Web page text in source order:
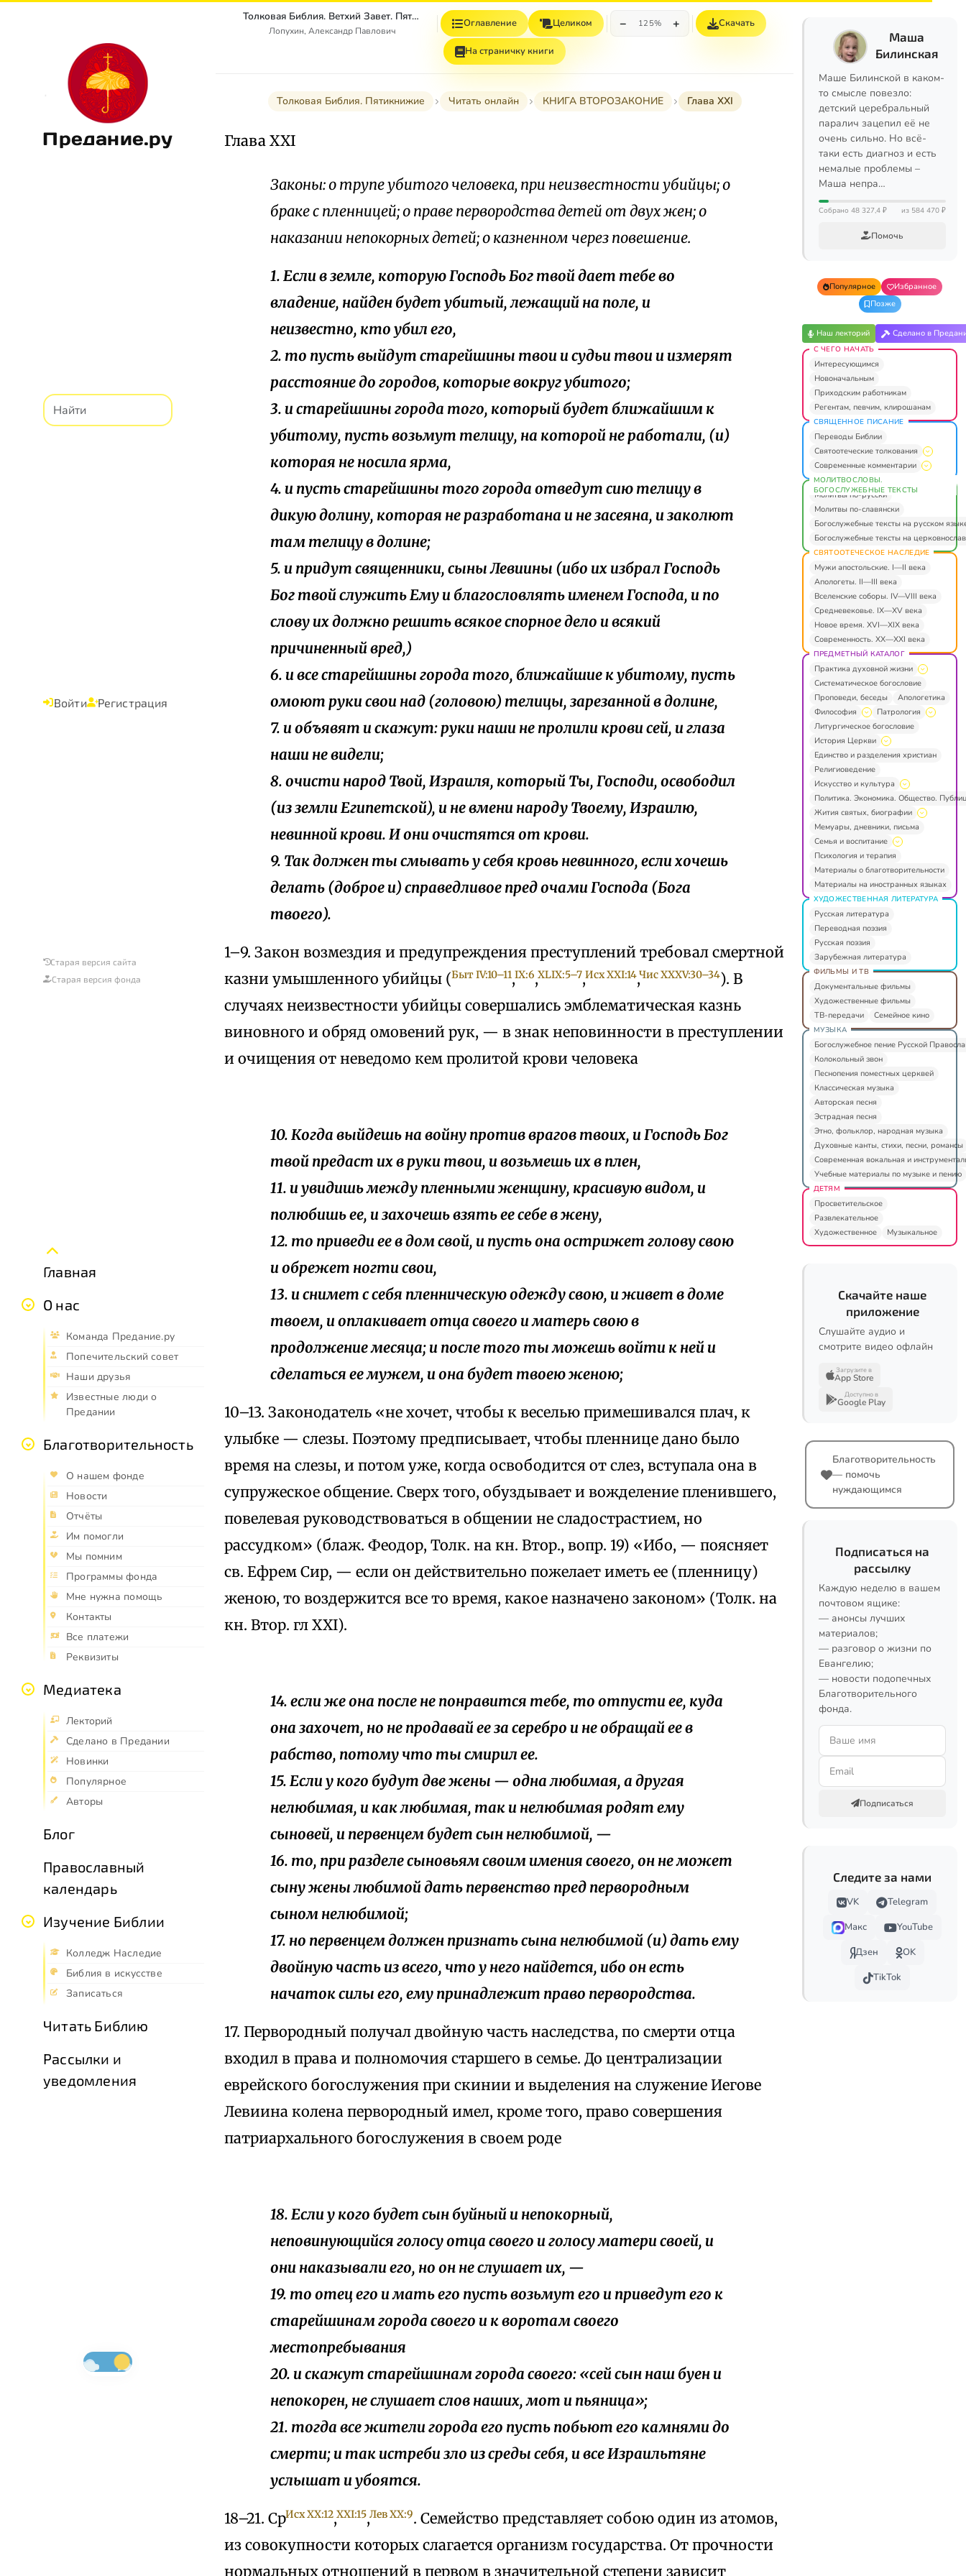
Предание.ру
Войти Регистрация
Старая версия сайта
Старая версия фонда
Главная
О нас
Команда Предание.ру
Попечительский совет
Наши друзья
Известные люди о
Предании
Благотворительность
О нашем фонде
Новости
Отчёты
Им помогли
Мы помним
Программы фонда
Мне нужна помощь
Контакты
Все платежи
Реквизиты
Медиатека
Лекторий
Сделано в Предании
Новинки
Популярное
Авторы
Блог
Православный
календарь
Изучение Библии
Колледж Наследие
Библия в искусстве
Записаться
Читать Библию
Рассылки и
уведомления
Толковая Библия. Ветхий Завет. Пятикнижие.
Лопухин, Александр Павлович
Оглавление Целиком − 125% + Скачать
На страничку книги
Толковая Библия. Пятикнижие Читать онлайн КНИГА ВТОРОЗАКОНИЕ Глава XXI
Глава XXI
Законы: о трупе убитого человека, при неизвестности убийцы; о
браке с пленницей; о праве первородства детей от двух жен; о
наказании непокорных детей; о казненном через повешение.
1. Если в земле, которую Господь Бог твой дает тебе во
владение, найден будет убитый, лежащий на поле, и
неизвестно, кто убил его,
2. то пусть выйдут старейшины твои и судьи твои и измерят
расстояние до городов, которые вокруг убитого;
3. и старейшины города того, который будет ближайшим к
убитому, пусть возьмут телицу, на которой не работали, (и)
которая не носила ярма,
4. и пусть старейшины того города отведут сию телицу в
дикую долину, которая не разработана и не засеяна, и заколют
там телицу в долине;
5. и придут священники, сыны Левиины (ибо их избрал Господь
Бог твой служить Ему и благословлять именем Господа, и по
слову их должно решить всякое спорное дело и всякий
причиненный вред,)
6. и все старейшины города того, ближайшие к убитому, пусть
омоют руки свои над (головою) телицы, зарезанной в долине,
7. и объявят и скажут: руки наши не пролили крови сей, и глаза
наши не видели;
8. очисти народ Твой, Израиля, который Ты, Господи, освободил
(из земли Египетской), и не вмени народу Твоему, Израилю,
невинной крови. И они очистятся от крови.
9. Так должен ты смывать у себя кровь невинного, если хочешь
делать (доброе и) справедливое пред очами Господа (Бога
твоего).
1–9. Закон возмездия и предупреждения преступлений требовал смертной
казни умышленного убийцы (Быт IV:10–11,IX:6,XLIX:5–7,Исх XXI:14,Чис XXXV:30–34). В
случаях неизвестности убийцы совершались эмблематическая казнь
виновного и обряд омовений рук, — в знак неповинности в преступлении
и очищения от неведомо кем пролитой крови человека
10. Когда выйдешь на войну против врагов твоих, и Господь Бог
твой предаст их в руки твои, и возьмешь их в плен,
11. и увидишь между пленными женщину, красивую видом, и
полюбишь ее, и захочешь взять ее себе в жену,
12. то приведи ее в дом свой, и пусть она острижет голову свою
и обрежет ногти свои,
13. и снимет с себя пленническую одежду свою, и живет в доме
твоем, и оплакивает отца своего и матерь свою в
продолжение месяца; и после того ты можешь войти к ней и
сделаться ее мужем, и она будет твоею женою;
10–13. Законодатель «не хочет, чтобы к веселью примешивался плач, к
улыбке — слезы. Поэтому предписывает, чтобы пленнице дано было
время на слезы, и потом уже, когда освободится от слез, вступала она в
супружеское общение. Сверх того, обуздывает и вожделение пленившего,
повелевая руководствоваться в общении не сладострастием, но
рассудком» (блаж. Феодор, Толк. на кн. Втор., вопр. 19) «Ибо, — поясняет
св. Ефрем Сир, — если он действительно пожелает иметь ее (пленницу)
женою, то воздержится все то время, какое назначено законом» (Толк. на
кн. Втор. гл XXI).
14. если же она после не понравится тебе, то отпусти ее, куда
она захочет, но не продавай ее за серебро и не обращай ее в
рабство, потому что ты смирил ее.
15. Если у кого будут две жены — одна любимая, а другая
нелюбимая, и как любимая, так и нелюбимая родят ему
сыновей, и первенцем будет сын нелюбимой, —
16. то, при разделе сыновьям своим имения своего, он не может
сыну жены любимой дать первенство пред первородным
сыном нелюбимой;
17. но первенцем должен признать сына нелюбимой (и) дать ему
двойную часть из всего, что у него найдется, ибо он есть
начаток силы его, ему принадлежит право первородства.
17. Первородный получал двойную часть наследства, по смерти отца
входил в права и полномочия старшего в семье. До централизации
еврейского богослужения при скинии и выделения на служение Иегове
Левиина колена первородный имел, кроме того, право совершения
патриархального богослужения в своем роде
18. Если у кого будет сын буйный и непокорный,
неповинующийся голосу отца своего и голосу матери своей, и
они наказывали его, но он не слушает их, —
19. то отец его и мать его пусть возьмут его и приведут его к
старейшинам города своего и к воротам своего
местопребывания
20. и скажут старейшинам города своего: «сей сын наш буен и
непокорен, не слушает слов наших, мот и пьяница»;
21. тогда все жители города его пусть побьют его камнями до
смерти; и так истреби зло из среды себя, и все Израильтяне
услышат и убоятся.
18–21. СрИсх ХX:12,XXI:15,Лев XX:9. Семейство представляет собою один из атомов,
из совокупности которых слагается организм государства. От прочности
нормальных отношений в первом в значительной степени зависит
Маша
Билинская
Маше Билинской в каком-
то смысле повезло:
детский церебральный
паралич зацепил её не
очень сильно. Но всё-
таки есть диагноз и есть
немалые проблемы –
Маша непра…
Собрано 48 327,4 ₽ из 584 470 ₽
Помочь
Популярное
Избранное
Позже
Наш лекторий Сделано в
С ЧЕГО НАЧАТЬ
Интересующимся
Новоначальным
Приходским работникам
Регентам, певчим, клирошанам
СВЯЩЕННОЕ ПИСАНИЕ
Переводы Библии
Святоотеческие толкования
Современные комментарии
МОЛИТВОСЛОВЫ.
БОГОСЛУЖЕБНЫЕ ТЕКСТЫ
Молитвы по-русски
Молитвы по-славянски
Богослужебные тексты на русском
Богослужебные тексты на
СВЯТООТЕЧЕСКОЕ НАСЛЕДИЕ
Мужи апостольские. I—II века
Апологеты. II—III века
Вселенские соборы. IV—VIII века
Средневековье. IX—XV века
Новое время. XVI—XIX века
Современность. XX—XXI века
ПРЕДМЕТНЫЙ КАТАЛОГ
Практика духовной жизни
Систематическое богословие
Проповеди, беседы
Апологетика
Философия
Патрология
Литургическое богословие
История Церкви
Единство и разделения христиан
Религиоведение
Искусство и культура
Политика. Экономика. Общество.
Жития святых, биографии
Мемуары, дневники, письма
Семья и воспитание
Психология и терапия
Материалы о благотворительности
Материалы на иностранных языках
ХУДОЖЕСТВЕННАЯ ЛИТЕРАТУРА
Русская литература
Переводная поэзия
Русская поэзия
Зарубежная литература
ФИЛЬМЫ И ТВ
Документальные фильмы
Художественные фильмы
ТВ-передачи
Семейное кино
МУЗЫКА
Богослужебное пение Русской
Колокольный звон
Песнопения поместных церквей
Классическая музыка
Авторская песня
Эстрадная песня
Этно, фольклор, народная музыка
Духовные канты, стихи, песни, романсы
Современная вокальная и
Учебные материалы по музыке и пению
ДЕТЯМ
Просветительское
Развлекательное
Художественное
Музыкальное
Скачайте наше
приложение
Слушайте аудио и
смотрите видео офлайн
Загрузите в
App Store
Доступно в
Google Play
Благотворительность
— помочь
нуждающимся
Подписаться на
рассылку
Каждую неделю в вашем
почтовом ящике:
— анонсы лучших
материалов;
— разговор о жизни по
Евангелию;
— новости подопечных
Благотворительного
фонда.
Подписаться
Следите за нами
VK
Telegram
Макс
YouTube
Дзен
OK
TikTok